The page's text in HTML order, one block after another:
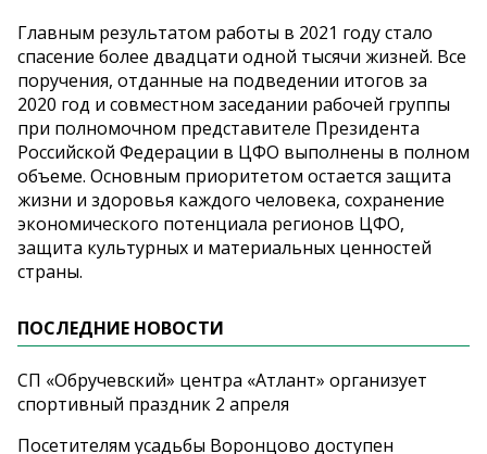
Главным результатом работы в 2021 году стало
спасение более двадцати одной тысячи жизней. Все
поручения, отданные на подведении итогов за
2020 год и совместном заседании рабочей группы
при полномочном представителе Президента
Российской Федерации в ЦФО выполнены в полном
объеме. Основным приоритетом остается защита
жизни и здоровья каждого человека, сохранение
экономического потенциала регионов ЦФО,
защита культурных и материальных ценностей
страны.
ПОСЛЕДНИЕ НОВОСТИ
СП «Обручевский» центра «Атлант» организует
спортивный праздник 2 апреля
Посетителям усадьбы Воронцово доступен